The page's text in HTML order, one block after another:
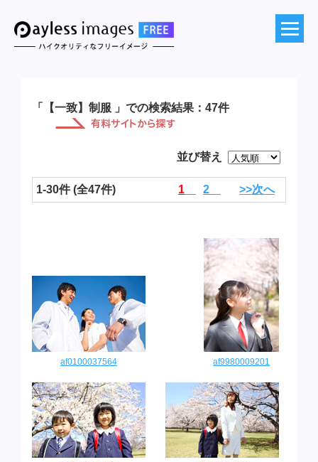
「【一致】制服 」での検索結果：47件
並び替え
1-30件 (全47件) 1 2 >>次へ
af0100037564 af9980009201